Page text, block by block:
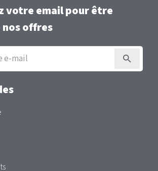
votre email pour être
offres